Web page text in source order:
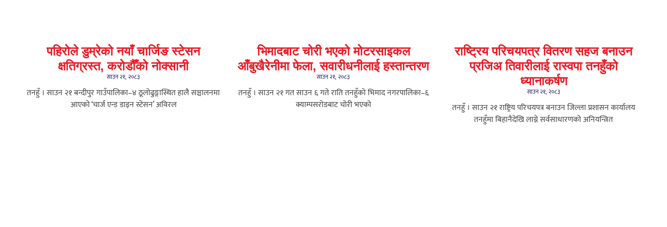
पहिरोले डुम्रेको नयाँ चार्जिङ स्टेसन
क्षतिग्रस्त, करोडौँको नोक्सानी
साउन २१, २०८३
तनहुँ । साउन २१ बन्दीपुर गाउँपालिका–४ ठूलोढुङ्गास्थित हालै सञ्चालनमा
आएको ‘चार्ज एन्ड डाइन स्टेसन’ अविरल
भिमादबाट चोरी भएको मोटरसाइकल
आँबुखैरेनीमा फेला, सवारीधनीलाई हस्तान्तरण
साउन २१, २०८३
तनहुँ । साउन २१ गत साउन ६ गते राति तनहुँको भिमाद नगरपालिका–६
क्याम्पसरोडबाट चोरी भएको
राष्ट्रिय परिचयपत्र वितरण सहज बनाउन
प्रजिअ तिवारीलाई रास्वपा तनहुँको
ध्यानाकर्षण
साउन २१, २०८३
तनहुँ । साउन २१ राष्ट्रिय परिचयपत्र बनाउन जिल्ला प्रशासन कार्यालय
तनहुँमा बिहानैदेखि लाग्ने सर्वसाधारणको अनियन्त्रित